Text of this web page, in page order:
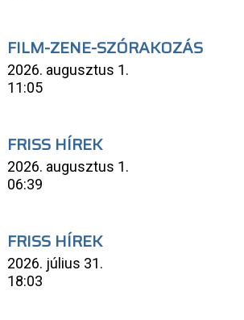
FILM-ZENE-SZÓRAKOZÁS
2026. augusztus 1.
11:05
FRISS HÍREK
2026. augusztus 1.
06:39
FRISS HÍREK
2026. július 31.
18:03